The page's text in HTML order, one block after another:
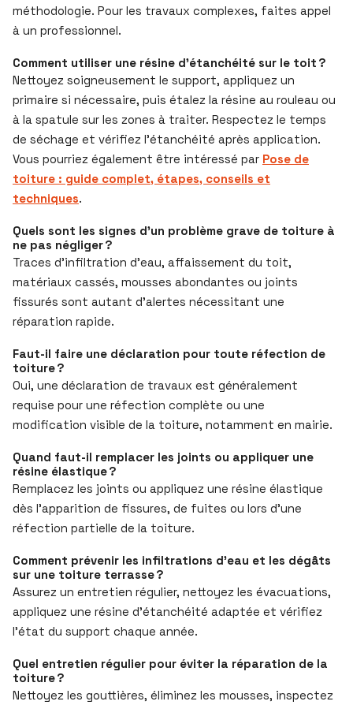
méthodologie. Pour les travaux complexes, faites appel
à un professionnel.
Comment utiliser une résine d’étanchéité sur le toit ?
Nettoyez soigneusement le support, appliquez un
primaire si nécessaire, puis étalez la résine au rouleau ou
à la spatule sur les zones à traiter. Respectez le temps
de séchage et vérifiez l’étanchéité après application.
Vous pourriez également être intéressé par Pose de
toiture : guide complet, étapes, conseils et
techniques.
Quels sont les signes d’un problème grave de toiture à
ne pas négliger ?
Traces d’infiltration d’eau, affaissement du toit,
matériaux cassés, mousses abondantes ou joints
fissurés sont autant d’alertes nécessitant une
réparation rapide.
Faut-il faire une déclaration pour toute réfection de
toiture ?
Oui, une déclaration de travaux est généralement
requise pour une réfection complète ou une
modification visible de la toiture, notamment en mairie.
Quand faut-il remplacer les joints ou appliquer une
résine élastique ?
Remplacez les joints ou appliquez une résine élastique
dès l’apparition de fissures, de fuites ou lors d’une
réfection partielle de la toiture.
Comment prévenir les infiltrations d’eau et les dégâts
sur une toiture terrasse ?
Assurez un entretien régulier, nettoyez les évacuations,
appliquez une résine d’étanchéité adaptée et vérifiez
l’état du support chaque année.
Quel entretien régulier pour éviter la réparation de la
toiture ?
Nettoyez les gouttières, éliminez les mousses, inspectez